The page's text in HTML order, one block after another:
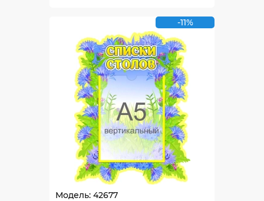
-11%
Модель: 42677